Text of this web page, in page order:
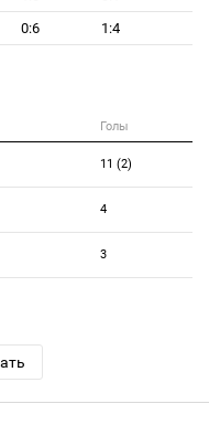
0:6 1:4
Голы
11 (2)
4
3